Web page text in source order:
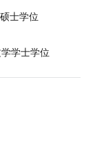
士学位
学士学位